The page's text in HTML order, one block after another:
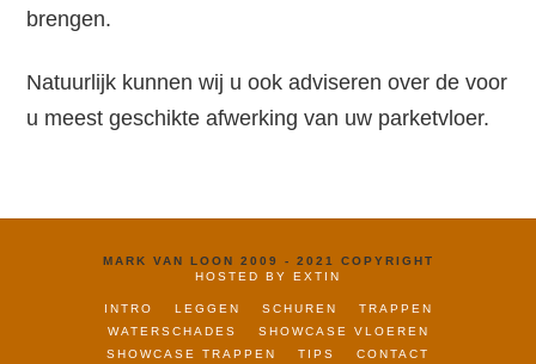
brengen.
Natuurlijk kunnen wij u ook adviseren over de voor
u meest geschikte afwerking van uw parketvloer.
MARK VAN LOON 2009 - 2021 COPYRIGHT
HOSTED BY EXTIN
INTRO LEGGEN SCHUREN
TRAPPEN
WATERSCHADES
SHOWCASE VLOEREN
SHOWCASE TRAPPEN
TIPS CONTACT